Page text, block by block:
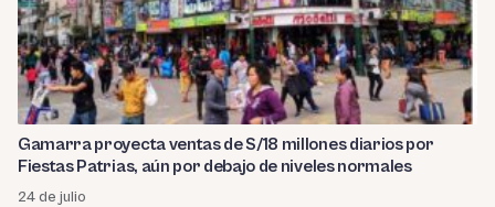
Gamarra proyecta ventas de S/18 millones diarios por
Fiestas Patrias, aún por debajo de niveles normales
24 de julio